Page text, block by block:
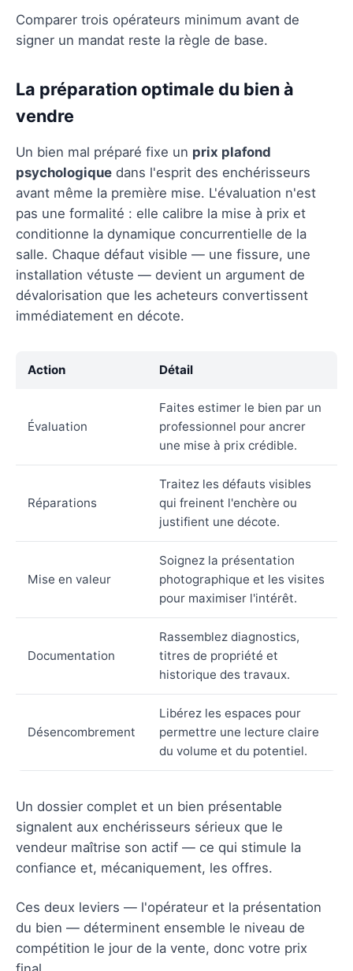
Comparer trois opérateurs minimum avant de
signer un mandat reste la règle de base.
La préparation optimale du bien à
vendre
Un bien mal préparé fixe un prix plafond
psychologique dans l'esprit des enchérisseurs
avant même la première mise. L'évaluation n'est
pas une formalité : elle calibre la mise à prix et
conditionne la dynamique concurrentielle de la
salle. Chaque défaut visible — une fissure, une
installation vétuste — devient un argument de
dévalorisation que les acheteurs convertissent
immédiatement en décote.
Action Détail
Évaluation
Faites estimer le bien par un
professionnel pour ancrer
une mise à prix crédible.
Réparations
Traitez les défauts visibles
qui freinent l'enchère ou
justifient une décote.
Mise en valeur
Soignez la présentation
photographique et les visites
pour maximiser l'intérêt.
Documentation
Rassemblez diagnostics,
titres de propriété et
historique des travaux.
Désencombrement
Libérez les espaces pour
permettre une lecture claire
du volume et du potentiel.
Un dossier complet et un bien présentable
signalent aux enchérisseurs sérieux que le
vendeur maîtrise son actif — ce qui stimule la
confiance et, mécaniquement, les offres.
Ces deux leviers — l'opérateur et la présentation
du bien — déterminent ensemble le niveau de
compétition le jour de la vente, donc votre prix